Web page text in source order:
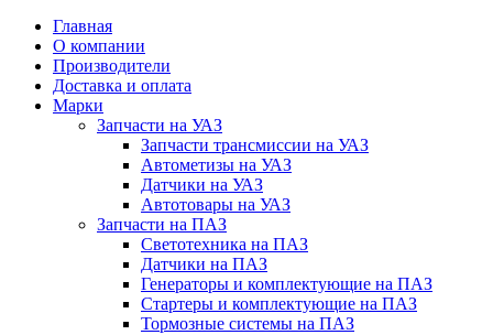
Главная
О компании
Производители
Доставка и оплата
Марки
Запчасти на УАЗ
Запчасти трансмиссии на УАЗ
Автометизы на УАЗ
Датчики на УАЗ
Автотовары на УАЗ
Запчасти на ПАЗ
Светотехника на ПАЗ
Датчики на ПАЗ
Генераторы и комплектующие на ПАЗ
Стартеры и комплектующие на ПАЗ
Тормозные системы на ПАЗ